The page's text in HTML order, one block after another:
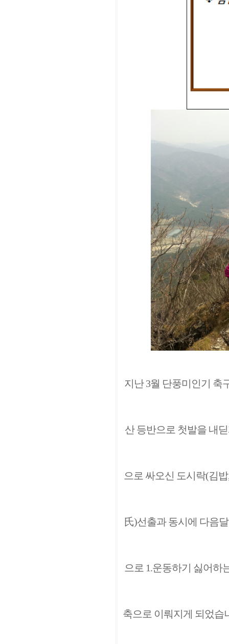
지난 3월 단풍미인기 축
산 등반으로 첫발을 내
으로 싸오신 도시락(김
氏)선출과 동시에 다음
으로 1.운동하기 싫어하
축으로 이뤄지게 되었습